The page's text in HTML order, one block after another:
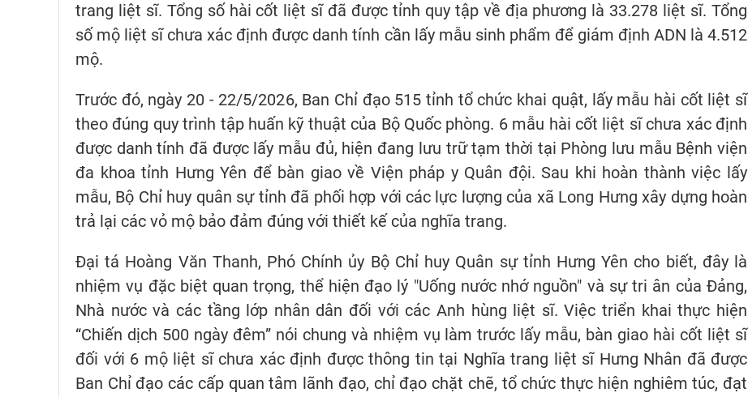
trang liệt sĩ. Tổng số hài cốt liệt sĩ đã được tỉnh quy tập về địa phương là 33.278 liệt sĩ. Tổng
số mộ liệt sĩ chưa xác định được danh tính cần lấy mẫu sinh phẩm để giám định ADN là 4.512
mộ.
Trước đó, ngày 20 - 22/5/2026, Ban Chỉ đạo 515 tỉnh tổ chức khai quật, lấy mẫu hài cốt liệt sĩ
theo đúng quy trình tập huấn kỹ thuật của Bộ Quốc phòng. 6 mẫu hài cốt liệt sĩ chưa xác định
được danh tính đã được lấy mẫu đủ, hiện đang lưu trữ tạm thời tại Phòng lưu mẫu Bệnh viện
đa khoa tỉnh Hưng Yên để bàn giao về Viện pháp y Quân đội. Sau khi hoàn thành việc lấy
mẫu, Bộ Chỉ huy quân sự tỉnh đã phối hợp với các lực lượng của xã Long Hưng xây dựng hoàn
trả lại các vỏ mộ bảo đảm đúng với thiết kế của nghĩa trang.
Đại tá Hoàng Văn Thanh, Phó Chính ủy Bộ Chỉ huy Quân sự tỉnh Hưng Yên cho biết, đây là
nhiệm vụ đặc biệt quan trọng, thể hiện đạo lý "Uống nước nhớ nguồn" và sự tri ân của Đảng,
Nhà nước và các tầng lớp nhân dân đối với các Anh hùng liệt sĩ. Việc triển khai thực hiện
“Chiến dịch 500 ngày đêm” nói chung và nhiệm vụ làm trước lấy mẫu, bàn giao hài cốt liệt sĩ
đối với 6 mộ liệt sĩ chưa xác định được thông tin tại Nghĩa trang liệt sĩ Hưng Nhân đã được
Ban Chỉ đạo các cấp quan tâm lãnh đạo, chỉ đạo chặt chẽ, tổ chức thực hiện nghiêm túc, đạt